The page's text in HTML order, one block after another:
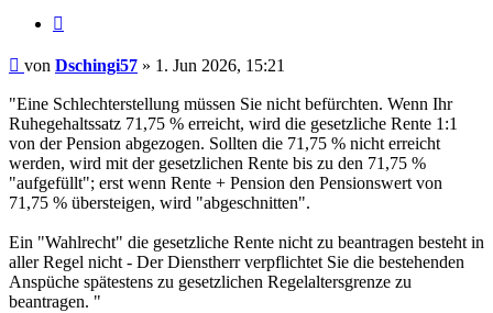
Beitrag
von Dschingi57 » 1. Jun 2026, 15:21
"Eine Schlechterstellung müssen Sie nicht befürchten. Wenn Ihr
Ruhegehaltssatz 71,75 % erreicht, wird die gesetzliche Rente 1:1
von der Pension abgezogen. Sollten die 71,75 % nicht erreicht
werden, wird mit der gesetzlichen Rente bis zu den 71,75 %
"aufgefüllt"; erst wenn Rente + Pension den Pensionswert von
71,75 % übersteigen, wird "abgeschnitten".
Ein "Wahlrecht" die gesetzliche Rente nicht zu beantragen besteht in
aller Regel nicht - Der Dienstherr verpflichtet Sie die bestehenden
Anspüche spätestens zu gesetzlichen Regelaltersgrenze zu
beantragen. "